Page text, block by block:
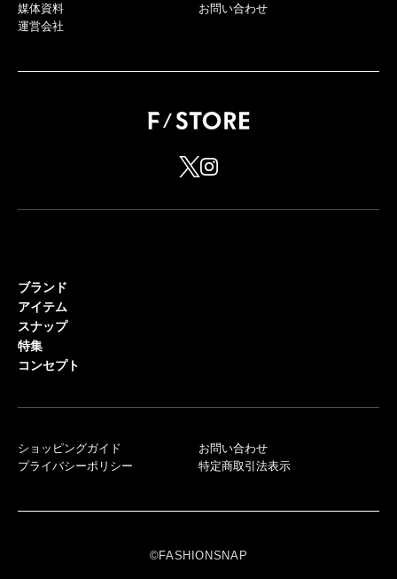
媒体資料
運営会社
お問い合わせ
ブランド
アイテム
スナップ
特集
コンセプト
ショッピングガイド
プライバシーポリシー
お問い合わせ
特定商取引法表示
©FASHIONSNAP